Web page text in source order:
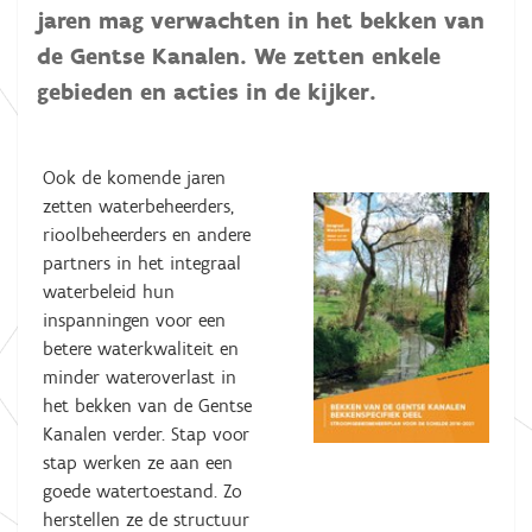
jaren mag verwachten in het bekken van
de Gentse Kanalen. We zetten enkele
gebieden en acties in de kijker.
Ook de komende jaren
zetten waterbeheerders,
rioolbeheerders en andere
partners in het integraal
waterbeleid hun
inspanningen voor een
betere waterkwaliteit en
minder wateroverlast in
het bekken van de Gentse
Kanalen verder. Stap voor
stap werken ze aan een
goede watertoestand. Zo
herstellen ze de structuur